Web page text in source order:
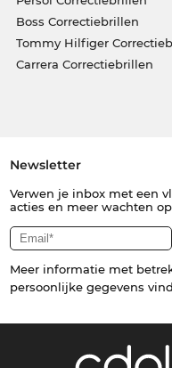
Boss Correctiebrillen
Tommy Hilfiger
Carrera Correctiebrillen
Newsletter
Verwen je inbox met een
acties en meer wachten
Meer informatie met
persoonlijke gegevens